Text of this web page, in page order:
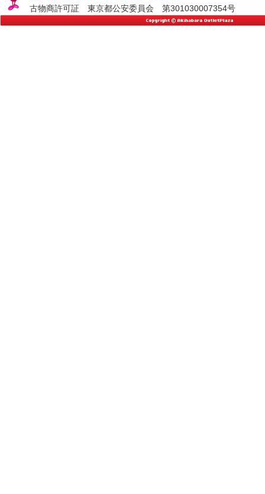
古物商許可証 東京都公安委員会 第301030007354号